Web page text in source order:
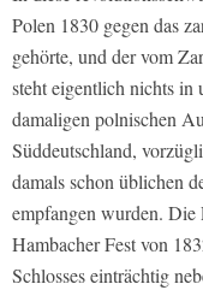
Polen 1830 gegen das
gehörte, und der vom
steht eigentlich nichts in
damaligen polnischen
Süddeutschland,
damals schon üblichen
empfangen wurden. Die
Hambacher Fest von
Schlosses einträchtig